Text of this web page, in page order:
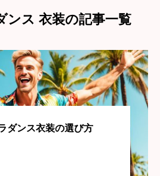
ンス 衣装の記事一覧
ダンス衣装の選び方